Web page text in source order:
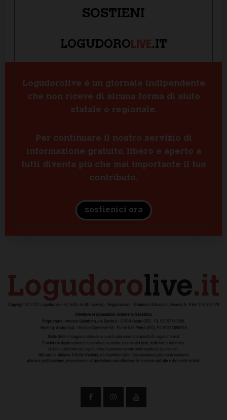
SOSTIENI
LOGUDOROLIVE.IT
Logudorolive è un giornale indipendente
che non riceve di alcuna forma di aiuto
statale o regionale.
Per continuare il nostro servizio di
informazione gratuito, libero e aperto a
tutti diventa più che mai importante il tuo
contributo.
sostienici ora